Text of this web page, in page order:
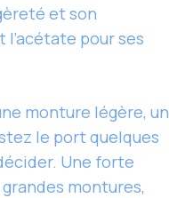
et son
pour ses
monture légère, un
le port quelques
Une forte
montures,